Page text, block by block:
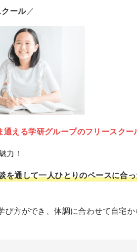
ール／
える学研グループのフリースクー
力！
を通して一人ひとりのペースに合
び方ができ、体調に合わせて自宅